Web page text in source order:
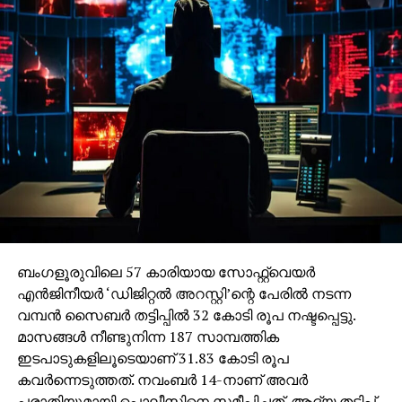
ഉരുളെടുത്തവരുടെ അതിജീവനത്തിന്റെ
കഥപറഞ്ഞ് വേദിയില്‍ നിറഞ്ഞാടി
വെള്ളാര്‍മലയിലെ വിദ്യാര്‍ഥികള്‍
ബംഗളൂരുവിലെ 57 കാരിയായ സോഫ്റ്റ്വെയര്‍
എന്‍ജിനീയര്‍ ‘ഡിജിറ്റല്‍ അറസ്റ്റി’ന്റെ പേരില്‍ നടന്ന
വമ്പന്‍ സൈബര്‍ തട്ടിപ്പില്‍ 32 കോടി രൂപ നഷ്ടപ്പെട്ടു.
മാസങ്ങള്‍ നീണ്ടുനിന്ന 187 സാമ്പത്തിക
ഇടപാടുകളിലൂടെയാണ് 31.83 കോടി രൂപ
കവര്‍ന്നെടുത്തത്. നവംബര്‍ 14-നാണ് അവര്‍